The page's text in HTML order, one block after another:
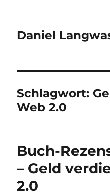
Daniel
Schlagwort:
Web 2.0
Buch-
– Geld
2.0